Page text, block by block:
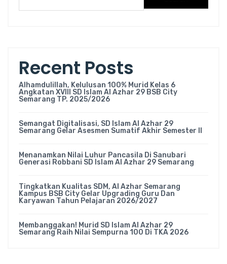
Recent Posts
Alhamdulillah, Kelulusan 100% Murid Kelas 6
Angkatan XVIII SD Islam Al Azhar 29 BSB City
Semarang TP. 2025/2026
Semangat Digitalisasi, SD Islam Al Azhar 29
Semarang Gelar Asesmen Sumatif Akhir Semester II
Menanamkan Nilai Luhur Pancasila Di Sanubari
Generasi Robbani SD Islam Al Azhar 29 Semarang
Tingkatkan Kualitas SDM, Al Azhar Semarang
Kampus BSB City Gelar Upgrading Guru Dan
Karyawan Tahun Pelajaran 2026/2027
Membanggakan! Murid SD Islam Al Azhar 29
Semarang Raih Nilai Sempurna 100 Di TKA 2026